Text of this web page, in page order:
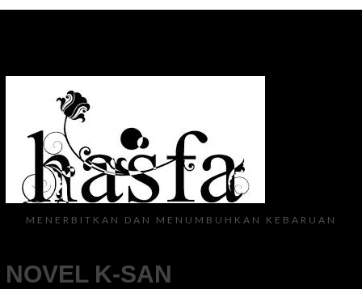
MENERBITKAN DAN MENUMBUHKAN KEBARUAN
NOVEL K-SAN